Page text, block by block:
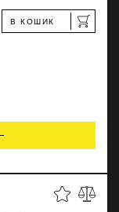
В КОШИК